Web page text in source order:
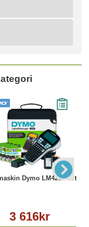
Dymo LM420P Kit
3 616kr